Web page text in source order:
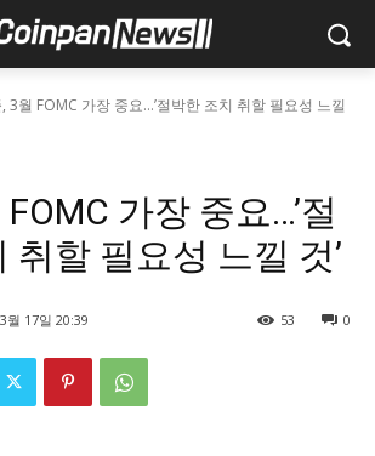
3월 FOMC 가장 중요…’절박한 조치 취할 필요성 느낄
가장 중요…’절
취할 필요성 느낄 것’
월 17일 20:39 0
53